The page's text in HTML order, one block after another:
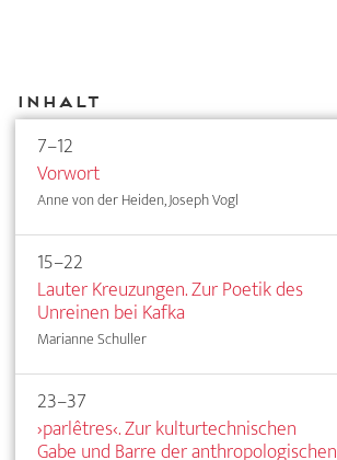
Inhalt
7–12
Vorwort
Anne von der Heiden, Joseph Vogl
15–22
Lauter Kreuzungen. Zur Poetik des
Unreinen bei Kafka
Marianne Schuller
23–37
›parlêtres‹. Zur kulturtechnischen
Gabe und Barre der anthropologischen